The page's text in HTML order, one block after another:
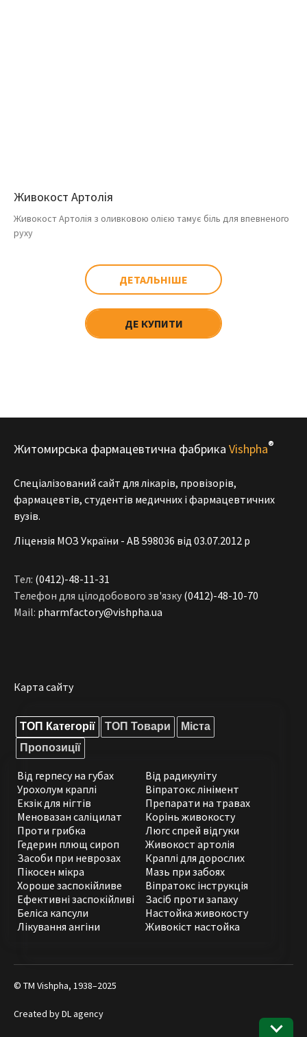
Живокост Артолія
Живокост Артолія з оливковою олією тамує біль для впевненого
руху
ДЕТАЛЬНІШЕ
ДЕ КУПИТИ
Житомирська фармацевтична фабрика Vishpha®
Спеціалізований сайт для лікарів, провізорів,
фармацевтів, студентів медичних і фармацевтичних
вузів.
Ліцензія МОЗ України - АВ 598036 від 03.07.2012 р
Тел: (0412)-48-11-31
Телефон для цілодобового зв'язку (0412)-48-10-70
Mail: pharmfactory@vishpha.ua
Карта сайту
ТОП Категорії ТОП Товари
Міста
Пропозиції
Від герпесу на губах
Урохолум краплі
Екзік для нігтів
Меновазан саліцилат
Проти грибка
Гедерин плющ сироп
Від радикуліту
Віпратокс лінімент
Препарати на травах
Корінь живокосту
Люгс спрей відгуки
Живокост артолія
Засоби при неврозах
Пікосен мікра
Хороше заспокійливе
Ефективні заспокійливі
Беліса капсули
Лікування ангіни
Краплі для дорослих
Мазь при забоях
Віпратокс інструкція
Засіб проти запаху
Настойка живокосту
Живокіст настойка
© ТМ Vishpha, 1938–2025
Created byDL agency